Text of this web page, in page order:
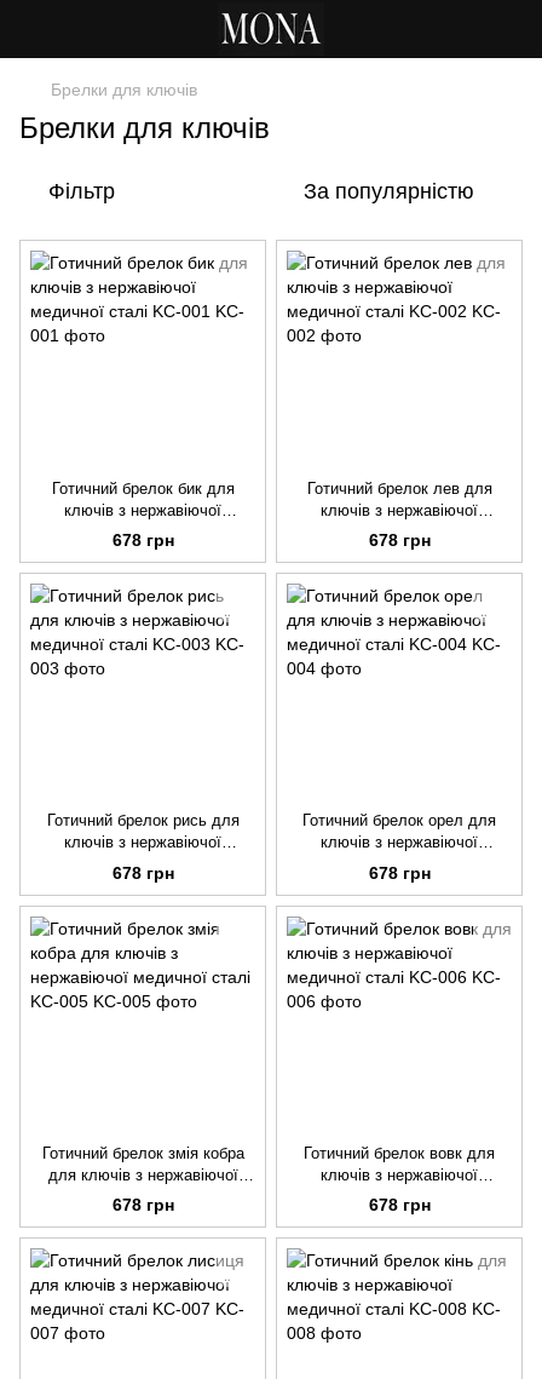
Брелки для ключів
Брелки для ключів
Фільтр За популярністю
Готичний брелок бик для
ключів з нержавіючої
медичної сталі KC-001
678 грн
Готичний брелок лев для
ключів з нержавіючої
медичної сталі KC-002
678 грн
Готичний брелок рись для
ключів з нержавіючої
медичної сталі KC-003
678 грн
Готичний брелок орел для
ключів з нержавіючої
медичної сталі KC-004
678 грн
Готичний брелок змія кобра
для ключів з нержавіючої
медичної сталі KC-005
678 грн
Готичний брелок вовк для
ключів з нержавіючої
медичної сталі KC-006
678 грн